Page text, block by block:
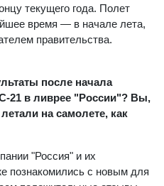
текущего года. Полет
время — в начале лета,
правительства.
после начала
21 в ливрее "России"? Вы,
на самолете, как
"Россия" и их
познакомились с новым для